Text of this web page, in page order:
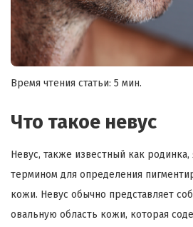
Время чтения статьи: 5 мин.
Что такое невус
Невус, также известный как
термином для определения
кожи. Невус обычно представляет
овальную область кожи, которая